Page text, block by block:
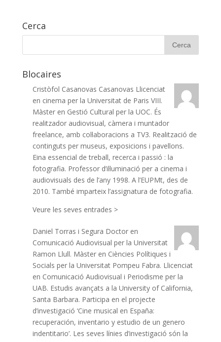
Cerca
Blocaires
Cristòfol Casanovas Casanovas Llicenciat
en cinema per la Universitat de Paris VIII.
Màster en Gestió Cultural per la UOC. És
realitzador audiovisual, càmera i muntador
freelance, amb col·laboracions a TV3. Realització de
continguts per museus, exposicions i pavellons.
Eina essencial de treball, recerca i passió : la
fotografia. Professor d’il·luminació per a cinema i
audiovisuals des de l’any 1998. A l’EUPMt, des de
2010. També imparteix l’assignatura de fotografia.
Veure les seves entrades >
Daniel Torras i Segura Doctor en
Comunicació Audiovisual per la Universitat
Ramon Llull. Màster en Ciències Polítiques i
Socials per la Universitat Pompeu Fabra. Llicenciat
en Comunicació Audiovisual i Periodisme per la
UAB. Estudis avançats a la University of California,
Santa Barbara. Participa en el projecte
d’investigació ‘Cine musical en España:
recuperación, inventario y estudio de un genero
indentitario’. Les seves línies d’investigació són la